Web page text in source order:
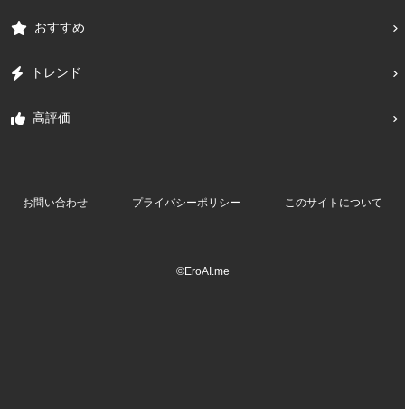
おすすめ
トレンド
高評価
お問い合わせ プライバシーポリシー このサイトについて
©EroAI.me